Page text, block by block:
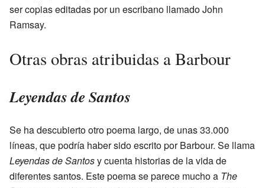
ser copias editadas por un escribano llamado John
Ramsay.
Otras obras atribuidas a Barbour
Leyendas de Santos
Se ha descubierto otro poema largo, de unas 33.000
líneas, que podría haber sido escrito por Barbour. Se llama
Leyendas de Santosy cuenta historias de la vida de
diferentes santos. Este poema se parece mucho a The